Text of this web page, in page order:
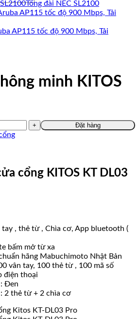
Tổng đài NEC SL2100
AP115 tốc độ 900 Mbps, Tải
minh KITOS
Đặt hàng
cổng KITOS KT DL03
tay , thẻ từ , Chìa cơ, App bluetooth (
bấm mở từ xa
hãng Mabuchimoto Nhật Bản
vân tay, 100 thẻ từ , 100 mã số
điện thoại
Đen
2 thẻ từ + 2 chìa cơ